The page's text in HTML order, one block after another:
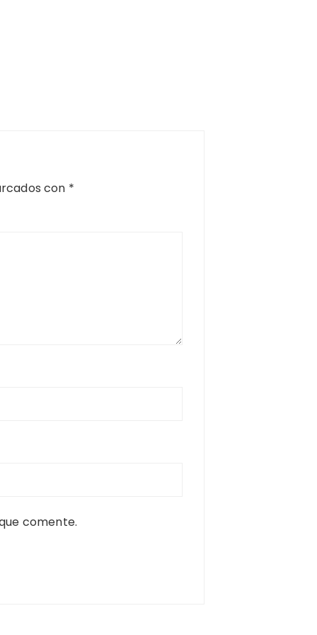
con *
comente.